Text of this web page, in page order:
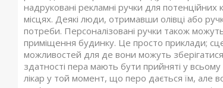
надруковані рекламні ручки для
місцях. Деякі люди, отримавши олівці або
потреби. Персоналізовані ручки також
приміщення будинку. Це просто приклади;
можливостей для де вони можуть
здатності пера мають бути прийняті у
лікар у той момент, що перо дається їм, але